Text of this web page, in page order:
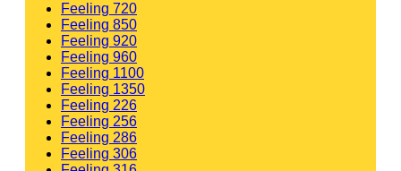
Feeling 720
Feeling 850
Feeling 920
Feeling 960
Feeling 1100
Feeling 1350
Feeling 226
Feeling 256
Feeling 286
Feeling 306